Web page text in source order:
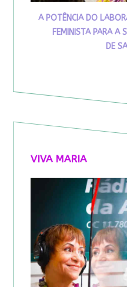
A POTÊNCIA DO
FEMINISTA PARA A
DE
VIVA MARIA